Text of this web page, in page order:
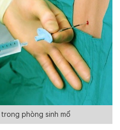
phòng sinh mổ